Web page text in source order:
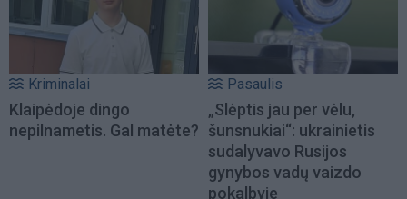
Kriminalai
Klaipėdoje dingo
nepilnametis. Gal matėte?
Pasaulis
„Slėptis jau per vėlu,
šunsnukiai“: ukrainietis
sudalyvavo Rusijos
gynybos vadų vaizdo
pokalbyje